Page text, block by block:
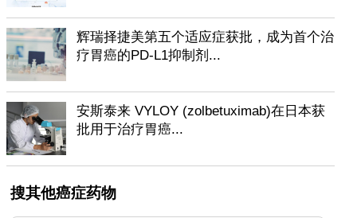
辉瑞择捷美第五个适应症获批，成为首个治
疗胃癌的PD-L1抑制剂...
安斯泰来 VYLOY (zolbetuximab)在日本获
批用于治疗胃癌...
搜其他癌症药物